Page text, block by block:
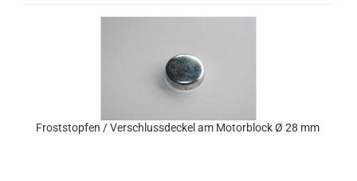
Froststopfen / Verschlussdeckel am Motorblock Ø 28 mm